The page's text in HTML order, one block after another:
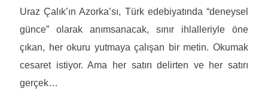
Uraz Çalık’ın Azorka’sı, Türk edebiyatında “deneysel
günce” olarak anımsanacak, sınır ihlalleriyle öne
çıkan, her okuru yutmaya çalışan bir metin. Okumak
cesaret istiyor. Ama her satırı delirten ve her satırı
gerçek…